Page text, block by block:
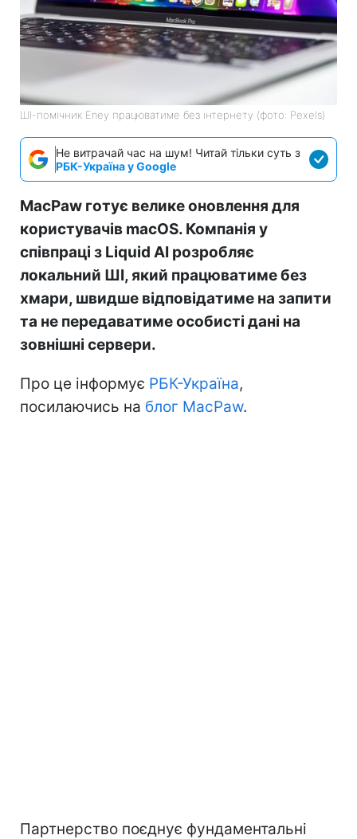
ШІ-помічник Eney працюватиме без інтернету (фото: Pexels)
Не витрачай час на шум! Читай тільки суть з
РБК-Україна у Google
MacPaw готує велике оновлення для
користувачів macOS. Компанія у
співпраці з Liquid AI розробляє
локальний ШІ, який працюватиме без
хмари, швидше відповідатиме на запити
та не передаватиме особисті дані на
зовнішні сервери.
Про це інформує РБК-Україна,
посилаючись на блог MacPaw.
Партнерство поєднує фундаментальні